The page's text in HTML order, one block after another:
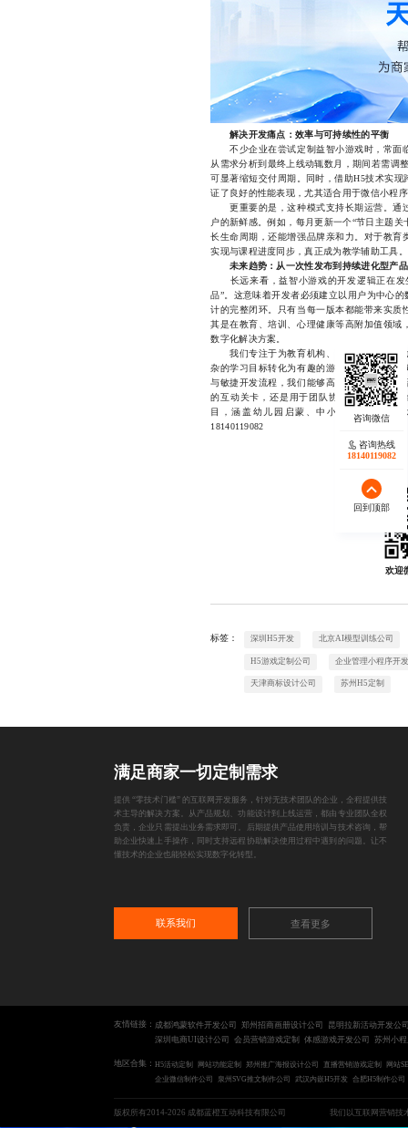
解决开发痛点：效率与可持续性的平衡
不少企业在尝试定制益智小游戏时，常面
从需求分析到最终上线动辄数月，期间若需调
可显著缩短交付周期。同时，借助H5技术实
证了良好的性能表现，尤其适合用于微信小程
更重要的是，这种模式支持长期运营。通
户的新鲜感。例如，每月更新一个“节日主题
长生命周期，还能增强品牌亲和力。对于教
实现与课程进度同步，真正成为教学辅助工具。
未来趋势：从一次性发布到持续进化型产品
长远来看，益智小游戏的开发逻辑正在发
品”。这意味着开发者必须建立以用户为中心
计的完整闭环。只有当每一版本都能带来实
其是在教育、培训、心理健康等高附加值领
数字化解决方案。
我们专注于为教育机构、企业客户及内容
杂的学习目标转化为有趣的游戏机制，结合
与敏捷开发流程，我们能够高效交付高质量
的互动关卡，还是用于团队协作的企业闯关
目，涵盖幼儿园启蒙、中小学课后拓展、
18140119082
欢迎
标签： 深圳H5开发 北京AI模型训练公司
H5游戏定制公司 企业管理小程序开发
天津商标设计公司 苏州H5定制
咨询热线
18140119082
回到顶部
满足商家一切定制需求
提供 “零技术门槛” 的互联网开发服务，针对无技术团队的企业，全程提供技
术主导的解决方案。从产品规划、功能设计到上线运营，都由专业团队全权
负责，企业只需提出业务需求即可。后期提供产品使用培训与技术咨询，帮
助企业快速上手操作，同时支持远程协助解决使用过程中遇到的问题。让不
懂技术的企业也能轻松实现数字化转型。
联系我们 查看更多
友情链接： 成都鸿蒙软件开发公司 郑州招商画册设计公司
昆明拉新活动开发公
深圳电商UI设计公司
会员营销游戏定制 体感游戏开发公司 苏州小
地区合集： H5活动定制 网站功能定制 郑州推广海报设计公司 直播营销游戏定制
网站
企业微信制作公司
泉州SVG推文制作公司 武汉内嵌H5开发 合肥H5制作公司
版权所有2014-2026 成都蓝橙互动科技有限公司 我们以互联网营销技